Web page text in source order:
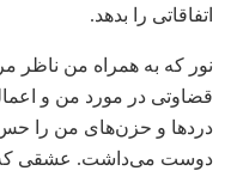
اتفاقاتی را بدهد.
نور که به همراه من ناظر
قضاوتی در مورد من و
دردها و حزن‌های من را
دوست می‌داشت. عشقی